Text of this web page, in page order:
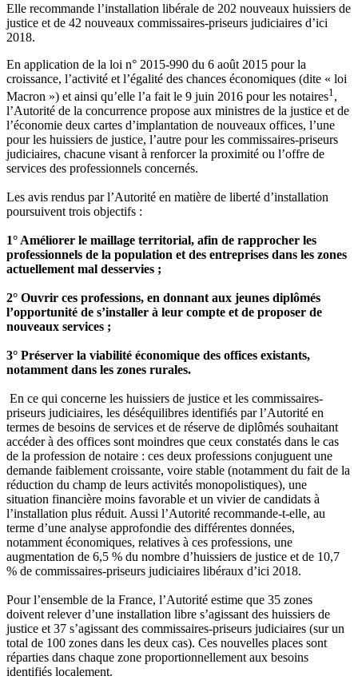
Elle recommande l’installation libérale de 202 nouveaux huissiers de
justice et de 42 nouveaux commissaires-priseurs judiciaires d’ici
2018.
En application de la loi n° 2015-990 du 6 août 2015 pour la
croissance, l’activité et l’égalité des chances économiques (dite « loi
Macron ») et ainsi qu’elle l’a fait le 9 juin 2016 pour les notaires1 ,
l’Autorité de la concurrence propose aux ministres de la justice et de
l’économie deux cartes d’implantation de nouveaux offices, l’une
pour les huissiers de justice, l’autre pour les commissaires-priseurs
judiciaires, chacune visant à renforcer la proximité ou l’offre de
services des professionnels concernés.
Les avis rendus par l’Autorité en matière de liberté d’installation
poursuivent trois objectifs :
1° Améliorer le maillage territorial, afin de rapprocher les
professionnels de la population et des entreprises dans les zones
actuellement mal desservies ;
2° Ouvrir ces professions, en donnant aux jeunes diplômés
l’opportunité de s’installer à leur compte et de proposer de
nouveaux services ;
3° Préserver la viabilité économique des offices existants,
notamment dans les zones rurales.
En ce qui concerne les huissiers de justice et les commissaires-
priseurs judiciaires, les déséquilibres identifiés par l’Autorité en
termes de besoins de services et de réserve de diplômés souhaitant
accéder à des offices sont moindres que ceux constatés dans le cas
de la profession de notaire : ces deux professions conjuguent une
demande faiblement croissante, voire stable (notamment du fait de la
réduction du champ de leurs activités monopolistiques), une
situation financière moins favorable et un vivier de candidats à
l’installation plus réduit. Aussi l’Autorité recommande-t-elle, au
terme d’une analyse approfondie des différentes données,
notamment économiques, relatives à ces professions, une
augmentation de 6,5 % du nombre d’huissiers de justice et de 10,7
% de commissaires-priseurs judiciaires libéraux d’ici 2018.
Pour l’ensemble de la France, l’Autorité estime que 35 zones
doivent relever d’une installation libre s’agissant des huissiers de
justice et 37 s’agissant des commissaires-priseurs judiciaires (sur un
total de 100 zones dans les deux cas). Ces nouvelles places sont
réparties dans chaque zone proportionnellement aux besoins
identifiés localement.